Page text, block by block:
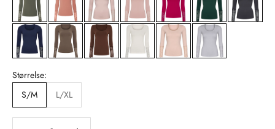
Størrelse:
S/M
L/XL